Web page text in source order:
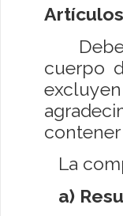
Deben
cuerpo
contener
La
a)